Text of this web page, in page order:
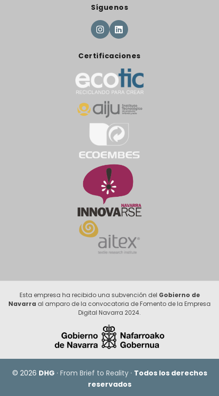
Síguenos
Certificaciones
Esta empresa ha recibido una subvención del Gobierno de
Navarra al amparo de la convocatoria de Fomento de la Empresa
Digital Navarra 2024.
© 2026 DHG · From Brief to Reality· Todos los derechos
reservados